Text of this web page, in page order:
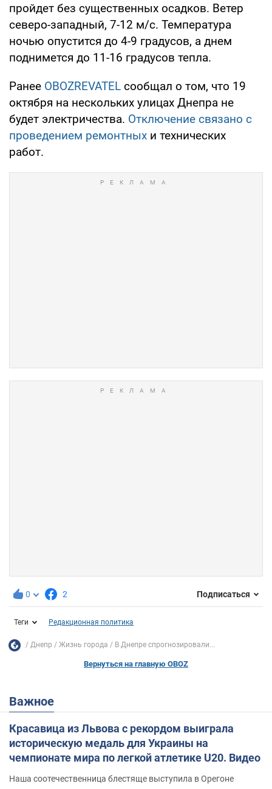
пройдет без существенных осадков. Ветер
северо-западный, 7-12 м/с. Температура
ночью опустится до 4-9 градусов, а днем
поднимется до 11-16 градусов тепла.
Ранее OBOZREVATEL сообщал о том, что 19
октября на нескольких улицах Днепра не
будет электричества. Отключение связано с
проведением ремонтных и технических
работ.
0 2 Подписаться
Теги Редакционная политика
Днепр Жизнь города В Днепре спрогнозировали...
Вернуться на главную OBOZ
Важное
Красавица из Львова с рекордом выиграла
историческую медаль для Украины на
чемпионате мира по легкой атлетике U20. Видео
Наша соотечественница блестяще выступила в Орегоне